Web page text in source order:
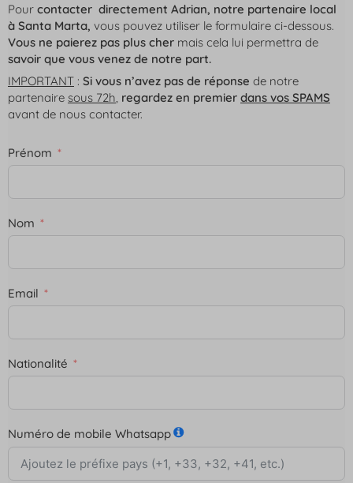
Pour contacter directement Adrian, notre partenaire local
à Santa Marta, vous pouvez utiliser le formulaire ci-dessous.
Vous ne paierez pas plus cher mais cela lui permettra de
savoir que vous venez de notre part.
IMPORTANT : Si vous n’avez pas de réponse de notre
partenaire sous 72h, regardez en premier dans vos SPAMS
avant de nous contacter.
Prénom
Nom
Email
Nationalité
Numéro de mobile Whatsapp